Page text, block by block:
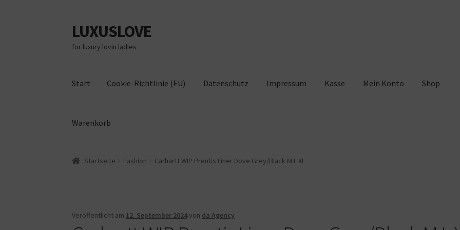
Zur
Navigation
springen
Zum
Inhalt
springen
LUXUSLOVE
for luxury lovin ladies
Start Cookie-Richtlinie (EU) Datenschutz Impressum Kasse Mein Konto Shop
Warenkorb
Start Cookie-Richtlinie (EU) Datenschutz Impressum Kasse Mein Konto
Startseite Fashion Carhartt WIP Prentis Liner Dove Grey/Black M L XL
Veröffentlicht am 12. September 2024von da Agency